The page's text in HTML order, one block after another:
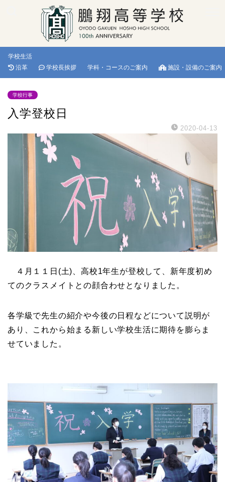
学校生活
沿革
学校長挨拶 学科・コースのご案内 施設・設備のご案内
学校行事
入学登校日
2020-04-13
４月１１日(土)、高校1年生が登校して、新年度初め
てのクラスメイトとの顔合わせとなりました。
各学級で先生の紹介や今後の日程などについて説明が
あり、これから始まる新しい学校生活に期待を膨らま
せていました。